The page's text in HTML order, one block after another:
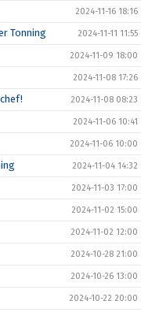
2024-11-16 18:16
Tonning 2024-11-11 11:55
2024-11-09 18:00
2024-11-08 17:26
2024-11-08 08:23
2024-11-06 10:41
2024-11-06 10:00
2024-11-04 14:32
2024-11-03 17:00
2024-11-02 15:00
2024-11-02 12:00
2024-10-28 21:00
2024-10-26 13:00
2024-10-22 20:00